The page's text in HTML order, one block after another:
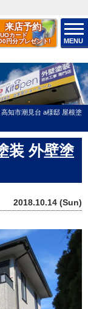
来店予約
カード
円分プレゼント!
MENU
高知市潮見台 a様邸 屋根塗
装 外壁塗
2018.10.14 (Sun)